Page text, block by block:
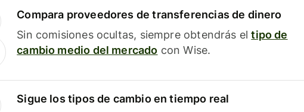
Compara proveedores de transferencias de dinero
Sin comisiones ocultas, siempre obtendrás eltipo de
cambio medio del mercado con Wise.
Sigue los tipos de cambio en tiempo real